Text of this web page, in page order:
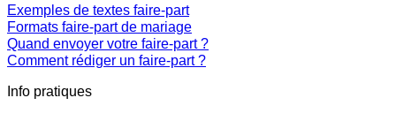
Exemples de textes faire-part
Formats faire-part de mariage
Quand envoyer votre faire-part ?
Comment rédiger un faire-part ?
Info pratiques